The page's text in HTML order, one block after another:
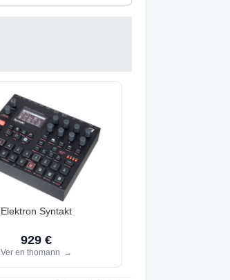
Elektron Syntakt
929 €
Ver en thomann →